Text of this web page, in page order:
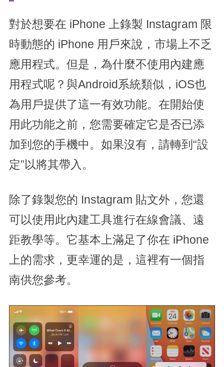
對於想要在 iPhone 上錄製 Instagram 限
時動態的 iPhone 用戶來說，市場上不乏
應用程式。但是，為什麼不使用內建應
用程式呢？與Android系統類似，iOS也
為用戶提供了這一有效功能。在開始使
用此功能之前，您需要確定它是否已添
加到您的手機中。如果沒有，請轉到“設
定”以將其帶入。
除了錄製您的 Instagram 貼文外，您還
可以使用此內建工具進行在線會議、遠
距教學等。它基本上滿足了你在 iPhone
上的需求，更幸運的是，這裡有一個指
南供您參考。